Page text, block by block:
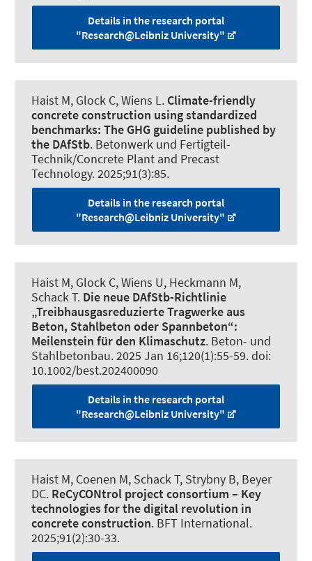
Details in the research portal
"Research@Leibniz University"
Haist M, Glock C, Wiens L. Climate-friendly
concrete construction using standardized
benchmarks: The GHG guideline published by
the DAfStb. Betonwerk und Fertigteil-
Technik/Concrete Plant and Precast
Technology. 2025;91(3):85.
Details in the research portal
"Research@Leibniz University"
Haist M, Glock C, Wiens U, Heckmann M,
Schack T. Die neue DAfStb-Richtlinie
„Treibhausgasreduzierte Tragwerke aus
Beton, Stahlbeton oder Spannbeton“:
Meilenstein für den Klimaschutz. Beton- und
Stahlbetonbau. 2025 Jan 16;120(1):55-59. doi:
10.1002/best.202400090
Details in the research portal
"Research@Leibniz University"
Haist M, Coenen M, Schack T, Strybny B, Beyer
DC. ReCyCONtrol project consortium – Key
technologies for the digital revolution in
concrete construction. BFT International.
2025;91(2):30-33.